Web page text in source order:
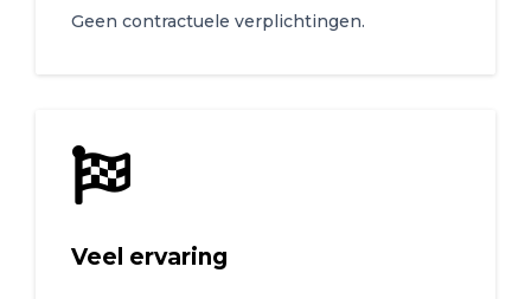
Geen contractuele verplichtingen.
Veel ervaring